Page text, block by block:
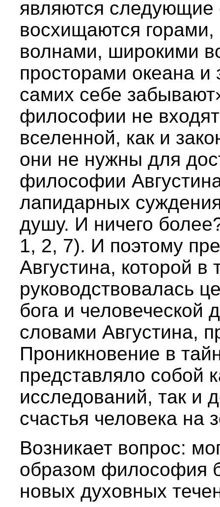
являются следующие
восхищаются
волнами, широкими
просторами океана
самих себе
философии не
вселенной, как и
они не нужны для
философии
лапидарных
душу. И ничего
1, 2, 7). И поэтому
Августина, которой в
руководствовалась
бога и человеческой
словами Августина,
Проникновение в
представляло собой
исследований, так и
счастья человека на
Возникает вопрос:
образом философия
новых духовных